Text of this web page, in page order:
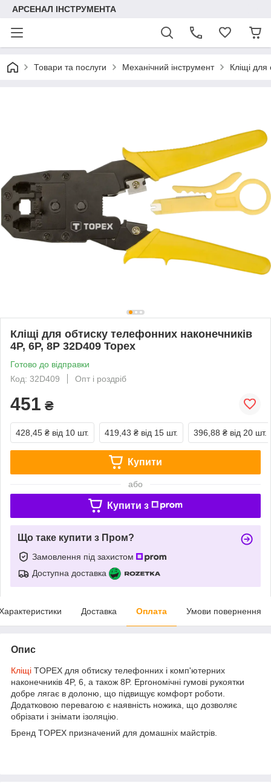
АРСЕНАЛ ІНСТРУМЕНТА
Товари та послуги Механічний інструмент Кліщі
Кліщі для обтиску телефонних наконечників
4P, 6P, 8P 32D409 Topex
Готово до відправки
Код: 32D409
Опт і роздріб
451 ₴
428,45 ₴ від 10 шт. 419,43 ₴ від 15 шт. 396,88 ₴ від 20 шт.
Купити
або
Купити з
Що таке купити з Пром?
Замовлення під захистом
Доступна доставка
Доставка Оплата Умови повернення
Опис
Кліщі TOPEX для обтиску телефонних і комп'ютерних
наконечників 4P, 6, а також 8P. Ергономічні гумові рукоятки
добре лягає в долоню, що підвищує комфорт роботи.
Додатковою перевагою є наявність ножика, що дозволяє
обрізати і знімати ізоляцію.
Бренд TOPEX призначений для домашніх майстрів.